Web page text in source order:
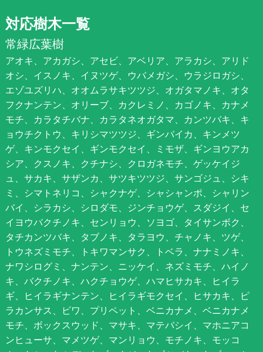
対応樹木一覧
常緑広葉樹
アオキ、アカガシ、アセビ、アベリア、アラカシ、アリド
オシ、イスノキ、イヌツゲ、ウバメガシ、ウラジロガシ、
エゾユズリハ、オオムラサキツツジ、オガタマノキ、オタ
フクナンテン、オリーブ、カクレミノ、カゴノキ、カナメ
モチ、カラタチバナ、カラタネオガタマ、カンツバキ、キ
ョウチクトウ、キリシマツツジ、ギンバイカ、キンメツ
ゲ、キンモクセイ、ギンモクセイ、ミモザ、ギンヨウアカ
シア、クスノキ、クチナシ、クロガネモチ、ゲッケイジ
ュ、サカキ、サザンカ、サツキツツジ、サンゴジュ、シキ
ミ、シマトネリコ、シャクナゲ、シャシャンポ、シャリン
バイ、シラカシ、シロダモ、ジンチョウゲ、スダジイ、セ
イヨウバクチノキ、センリョウ、ソヨゴ、タイサンボク、
タチカンツバキ、タブノキ、タラヨウ、チャノキ、ツゲ、
トウネズミモチ、トキワマンサク、トベラ、ナナミノキ、
ナワシログミ、ナンテン、ニッケイ、ネズミモチ、ハイノ
キ、バクチノキ、ハクチョウゲ、ハマヒサカキ、ヒイラ
ギ、ヒイラギナンテン、ヒイラギモクセイ、ヒサカキ、ピ
ラカンサス、ビワ、プリペット、ベニカナメ、ベニカナメ
モチ、ボックスウッド、マサキ、マテバシイ、マホニアコ
ンヒューサ、マメツゲ、マンリョウ、モチノキ、モッコ